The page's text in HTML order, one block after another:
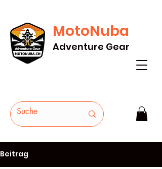
GRATIS VERSAND AB Fr. 200* - HEUTE
BESTELLEN
MotoNuba
Adventure Gear
Beitrag